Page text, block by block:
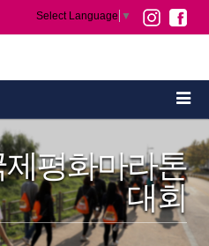
Select Language ▼
평화마라톤
대회